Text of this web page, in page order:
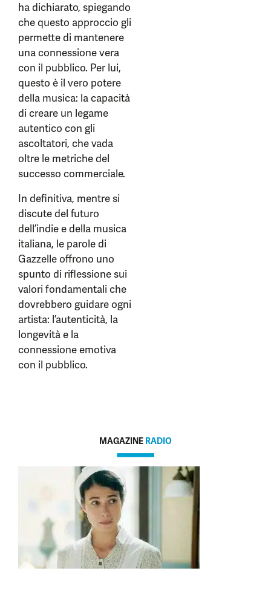
ha dichiarato, spiegando
che questo approccio gli
permette di mantenere
una connessione vera
con il pubblico. Per lui,
questo è il vero potere
della musica: la capacità
di creare un legame
autentico con gli
ascoltatori, che vada
oltre le metriche del
successo commerciale.
In definitiva, mentre si
discute del futuro
dell’indie e della musica
italiana, le parole di
Gazzelle offrono uno
spunto di riflessione sui
valori fondamentali che
dovrebbero guidare ogni
artista: l’autenticità, la
longevità e la
connessione emotiva
con il pubblico.
MAGAZINE RADIO